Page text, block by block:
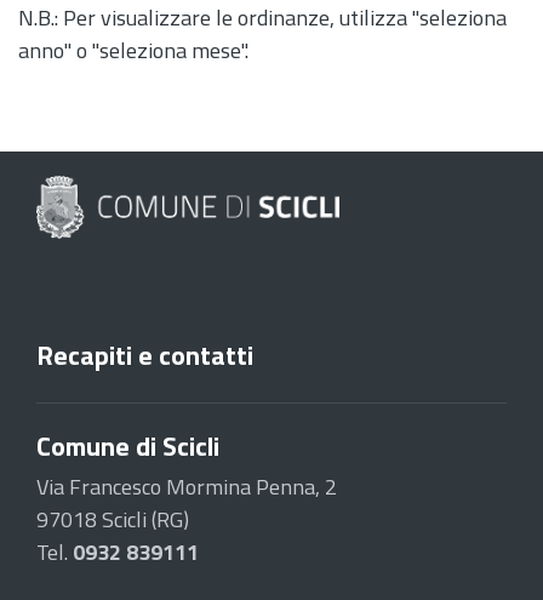
N.B.: Per visualizzare le ordinanze, utilizza "seleziona
anno" o "seleziona mese".
Recapiti e contatti
Comune di Scicli
Via Francesco Mormina Penna, 2
97018 Scicli (RG)
Tel. 0932 839111